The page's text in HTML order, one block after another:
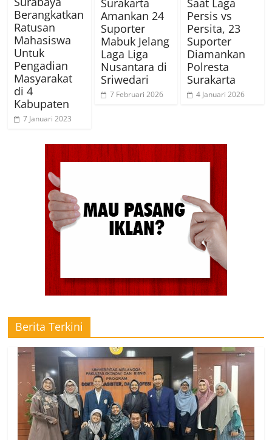
Berangkatkan
Ratusan
Mahasiswa
Untuk
Pengadian
Masyarakat
di 4
Kabupaten
7 Januari 2023
Surakarta
Amankan 24
Suporter
Mabuk Jelang
Laga Liga
Nusantara di
Sriwedari
7 Februari 2026
Saat Laga
Persis vs
Persita, 23
Suporter
Diamankan
Polresta
Surakarta
4 Januari 2026
Berita Terkini